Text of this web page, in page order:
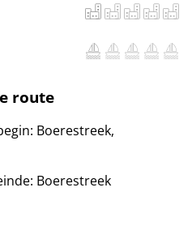
route
Boerestreek,
Boerestreek